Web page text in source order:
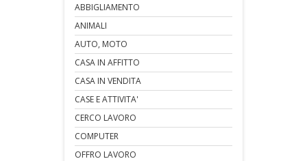
ABBIGLIAMENTO
ANIMALI
AUTO, MOTO
CASA IN AFFITTO
CASA IN VENDITA
CASE E ATTIVITA'
CERCO LAVORO
COMPUTER
OFFRO LAVORO